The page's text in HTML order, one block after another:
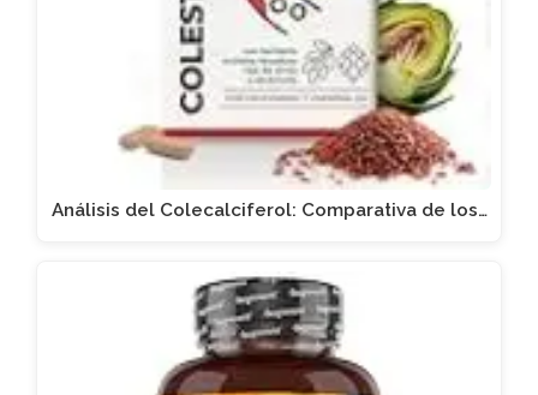
Análisis del Colecalciferol: Comparativa de los…